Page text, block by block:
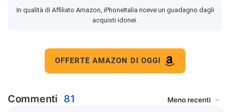
In qualità di Affiliato Amazon, iPhoneItalia riceve un guadagno dagli
acquisti idonei.
OFFERTE AMAZON DI OGGI
Commenti 81